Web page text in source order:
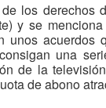
los
y se
unos
una
de la
de abono